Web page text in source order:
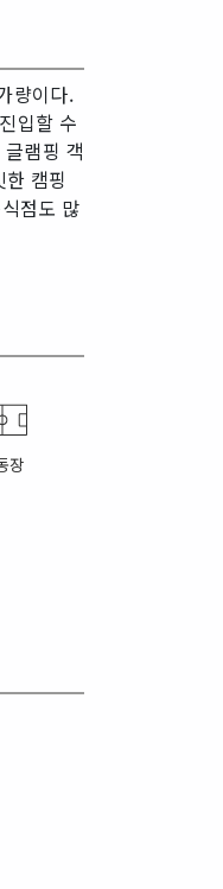
량이다.
입할 수
램핑 객
캠핑
점도 많
장